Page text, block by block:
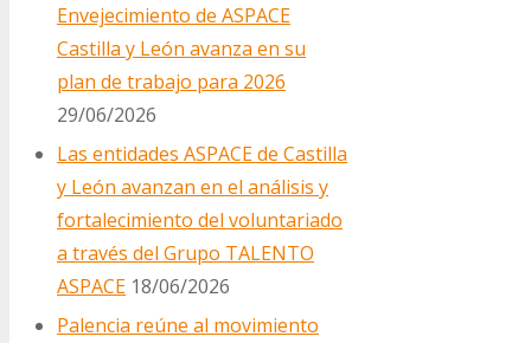
Envejecimiento de ASPACE
Castilla y León avanza en su
plan de trabajo para 2026
29/06/2026
Las entidades ASPACE de Castilla
y León avanzan en el análisis y
fortalecimiento del voluntariado
a través del Grupo TALENTO
ASPACE 18/06/2026
Palencia reúne al movimiento